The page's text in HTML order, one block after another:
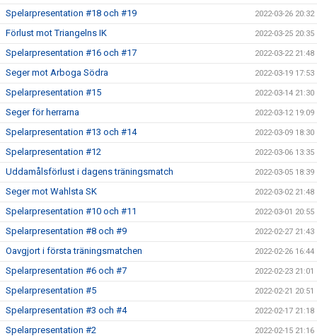
Spelarpresentation #18 och #19 2022-03-26 20:32
Förlust mot Triangelns IK 2022-03-25 20:35
Spelarpresentation #16 och #17 2022-03-22 21:48
Seger mot Arboga Södra 2022-03-19 17:53
Spelarpresentation #15 2022-03-14 21:30
Seger för herrarna 2022-03-12 19:09
Spelarpresentation #13 och #14 2022-03-09 18:30
Spelarpresentation #12 2022-03-06 13:35
Uddamålsförlust i dagens träningsmatch 2022-03-05 18:39
Seger mot Wahlsta SK 2022-03-02 21:48
Spelarpresentation #10 och #11 2022-03-01 20:55
Spelarpresentation #8 och #9 2022-02-27 21:43
Oavgjort i första träningsmatchen 2022-02-26 16:44
Spelarpresentation #6 och #7 2022-02-23 21:01
Spelarpresentation #5 2022-02-21 20:51
Spelarpresentation #3 och #4 2022-02-17 21:18
Spelarpresentation #2 2022-02-15 21:16